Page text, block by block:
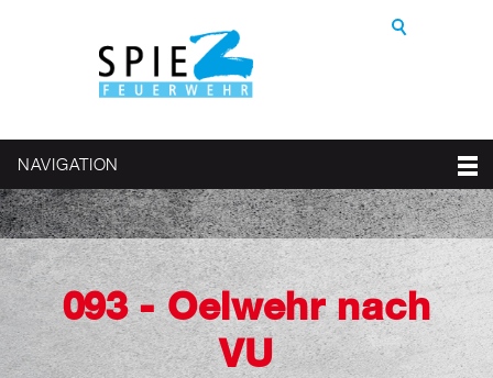
NAVIGATION
093 - Oelwehr nach
VU